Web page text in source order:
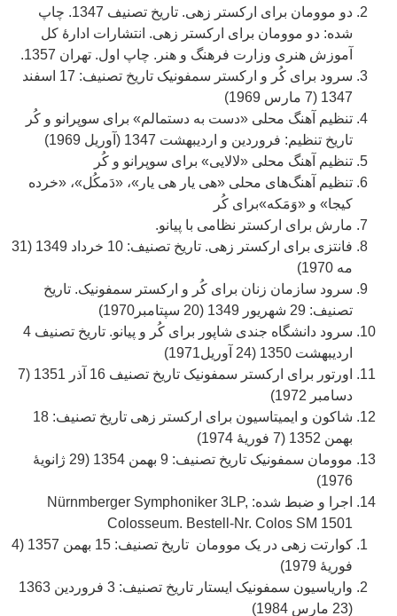
دو موومان برای ارکستر زهی. تاریخ تصنیف 1347. چاپ
شده: دو موومان برای ارکستر زهی. انتشارات ادارۀ کل
آموزش هنری وزارت فرهنگ و هنر. چاپ اول. تهران 1357.
سرود برای کُر و ارکستر سمفونیک تاریخ تصنیف: 17 اسفند
1347 (7 مارس 1969)
تنظیم آهنگ محلی «دست به دستمالم» برای سوپرانو و کُر
تاریخ تنظیم: فروردین و اردیبهشت 1347 (آوریل 1969)
تنظیم آهنگ محلی «لالایی» برای سوپرانو و کُر
تنظیم آهنگ‌های محلی «هی یار هی یار»، «دَمکُل»، «خرده
کیجا» و «وَمَکه»برای کُر
مارش برای ارکستر نظامی با پیانو.
فانتزی برای ارکستر زهی. تاریخ تصنیف: 10 خرداد 1349 (31
مه 1970)
سرود سازمان زنان برای کُر و ارکستر سمفونیک. تاریخ
تصنیف: 29 شهریور 1349 (20 سپتامبر1970)
سرود دانشگاه جندی شاپور برای کُر و پیانو. تاریخ تصنیف 4
اردیبهشت 1350 (24 آوریل1971)
اورتور برای ارکستر سمفونیک تاریخ تصنیف 16 آذر 1351 (7
دسامبر 1972)
شاکون و ایمیتاسیون برای ارکستر زهی تاریخ تصنیف: 18
بهمن 1352 (7 فوریۀ 1974)
موومان سمفونیک تاریخ تصنیف: 9 بهمن 1354 (29 ژانویۀ
1976)
اجرا و ضبط شده: Nürnmberger Symphoniker 3LP,
Colosseum. Bestell-Nr. Colos SM 1501
کوارتت زهی در یک موومان تاریخ تصنیف: 15 بهمن 1357 (4
فوریۀ 1979)
واریاسیون سمفونیک ایستار تاریخ تصنیف: 3 فروردین 1363
(23 مارس 1984)